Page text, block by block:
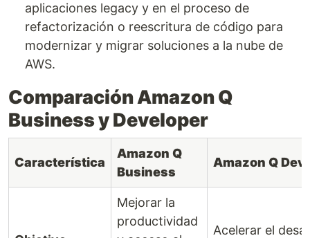
aplicaciones legacy y en el proceso de
refactorización o reescritura de código para
modernizar y migrar soluciones a la nube de
AWS.
Comparación Amazon Q
Business y Developer
Característica
Amazon Q
Business
Amazon Q
Mejorar la
productividad
Acelerar el